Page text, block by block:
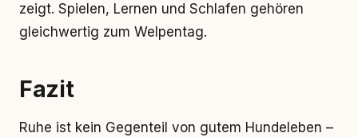
zeigt. Spielen, Lernen und Schlafen gehören
gleichwertig zum Welpentag.
Fazit
Ruhe ist kein Gegenteil von gutem Hundeleben –